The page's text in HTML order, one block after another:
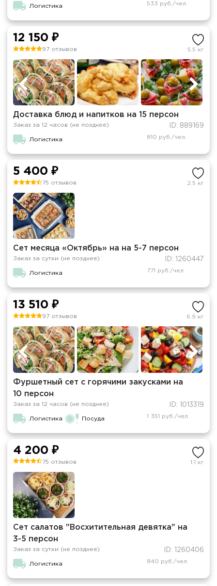
Логистика 533 руб./чел.
12 150 ₽
97 отзывов 5.5 кг
Доставка блюд и напитков на 15 персон
Заказ за 12 часов (не позднее) ID: 889169
Логистика 810 руб./чел.
5 400 ₽
75 отзывов 2.5 кг
Сет месяца «Октябрь» на на 5-7 персон
Заказ за сутки (не позднее) ID: 1260447
Логистика 771 руб./чел.
13 510 ₽
97 отзывов 6.9 кг
Фуршетный сет с горячими закусками на
10 персон
Заказ за 12 часов (не позднее) ID: 1013319
Логистика Посуда 1 351 руб./чел.
4 200 ₽
75 отзывов 1.1 кг
Сет салатов "Восхитительная девятка" на
3-5 персон
Заказ за сутки (не позднее) ID: 1260406
Логистика 840 руб./чел.